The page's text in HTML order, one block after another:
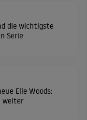
die wichtigste
Serie
Elle Woods:
weiter